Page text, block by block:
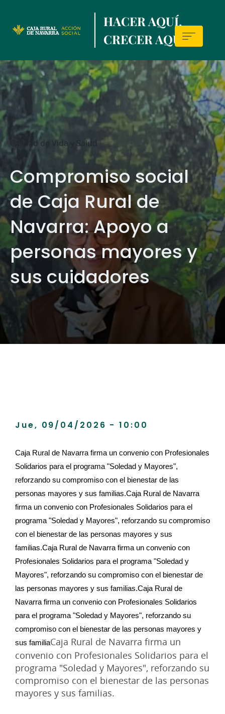
to
contentt
HACER AQUÍ,
CRECER AQUÍ.
Sala
de
prensa
Calidad de Vida y Salud
Compromiso social
de Caja Rural de
Navarra: Apoyo a
personas mayores y
sus cuidadores
Jue, 09/04/2026 - 10:00
Caja Rural de Navarra firma un convenio con Profesionales
Solidarios para el programa "Soledad y Mayores",
reforzando su compromiso con el bienestar de las
personas mayores y sus familias.Caja Rural de Navarra
firma un convenio con Profesionales Solidarios para el
programa "Soledad y Mayores", reforzando su compromiso
con el bienestar de las personas mayores y sus
familias.Caja Rural de Navarra firma un convenio con
Profesionales Solidarios para el programa "Soledad y
Mayores", reforzando su compromiso con el bienestar de
las personas mayores y sus familias.Caja Rural de
Navarra firma un convenio con Profesionales Solidarios
para el programa "Soledad y Mayores", reforzando su
compromiso con el bienestar de las personas mayores y
sus familiaCaja Rural de Navarra firma un
convenio con Profesionales Solidarios para el
programa "Soledad y Mayores", reforzando su
compromiso con el bienestar de las personas
mayores y sus familias.